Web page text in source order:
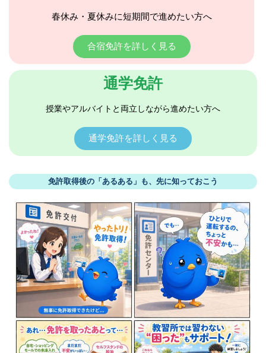
春休み・夏休みに短期間で進めたい方へ
合宿免許を詳しく見る
通学免許
授業やアルバイトと両立しながら進めたい方へ
通学免許を詳しく見る
免許取得後の「あるある」も、先に知っておこう